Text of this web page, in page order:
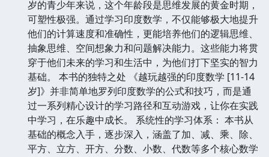
岁的青少年来说，这个年龄段是思维发展的黄金时期，
可塑性极强。通过学习印度数学，不仅能够极大地提升
他们的计算速度和准确性，更能培养他们的逻辑思维、
抽象思维、空间想象力和问题解决能力。这些能力将贯
穿于他们未来的学习和生活中，为他们打下坚实的智力
基础。 本书的独特之处 《越玩越强的印度数学 [11-14
岁]》并非简单地罗列印度数学的公式和技巧，而是通
过一系列精心设计的学习路径和互动游戏，让你在实践
中学习，在乐趣中成长。 系统性的学习体系： 本书从
基础的概念入手，逐步深入，涵盖了加、减、乘、除、
平方、立方、开方、分数、小数、代数等多个核心数学